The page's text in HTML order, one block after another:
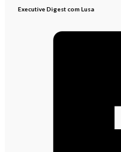
Executive Digest com Lusa